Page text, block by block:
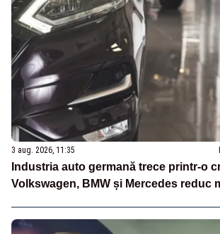
3 aug. 2026, 11:35
Industria auto germană trece printr-o
Volkswagen, BMW și Mercedes reduc